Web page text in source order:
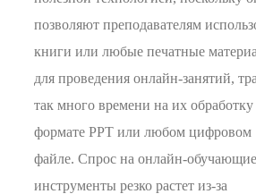
позволяют преподавателям
книги или любые печатные
для проведения онлайн-занятий,
так много времени на их обработку
формате PPT или любом цифровом
файле. Спрос на онлайн-обучающие
инструменты резко растет из-за